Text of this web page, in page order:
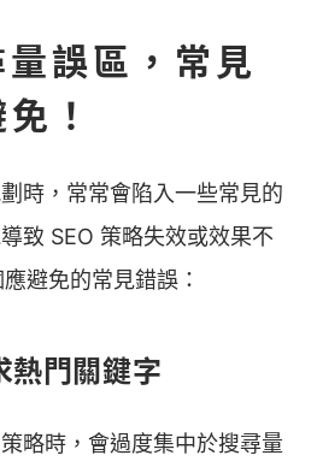
誤區，常見
！
時，常常會陷入一些常見的
致 SEO 策略失效或效果不
避免的常見錯誤：
熱門關鍵字
略時，會過度集中於搜尋量